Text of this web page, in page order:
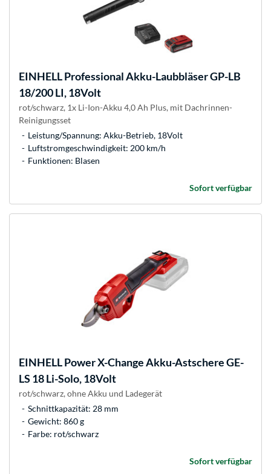
EINHELLProfessional Akku-Laubbläser GP-LB
18/200 LI, 18Volt
rot/schwarz, 1x Li-Ion-Akku 4,0 Ah Plus, mit Dachrinnen-
Reinigungsset
Leistung/Spannung: Akku-Betrieb, 18Volt
Luftstromgeschwindigkeit: 200 km/h
Funktionen: Blasen
Sofort verfügbar
EINHELLPower X-Change Akku-Astschere GE-
LS 18 Li-Solo, 18Volt
rot/schwarz, ohne Akku und Ladegerät
Schnittkapazität: 28 mm
Gewicht: 860 g
Farbe: rot/schwarz
Sofort verfügbar